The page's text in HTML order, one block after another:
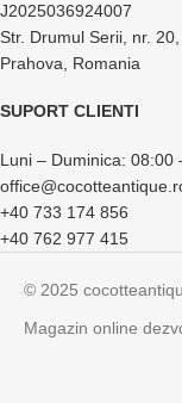
J2025036924007
Str. Drumul Serii, nr.
Prahova, Romania
SUPORT CLIENTI
Luni – Duminica: 08:00
+40 733 174 856
+40 762 977 415
© 2025
Magazin online